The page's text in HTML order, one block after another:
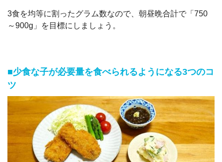
3食を均等に割ったグラム数なので、朝昼晩合計で「750
～900g」を目標にしましょう。
■少食な子が必要量を食べられるようになる3つのコ
ツ